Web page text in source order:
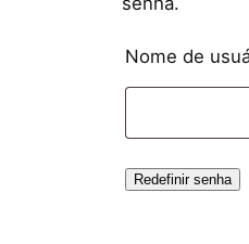
Nome de
Redefinir senha